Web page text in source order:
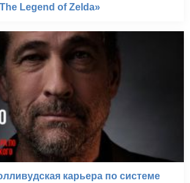
Legend of Zelda»
карьера по системе